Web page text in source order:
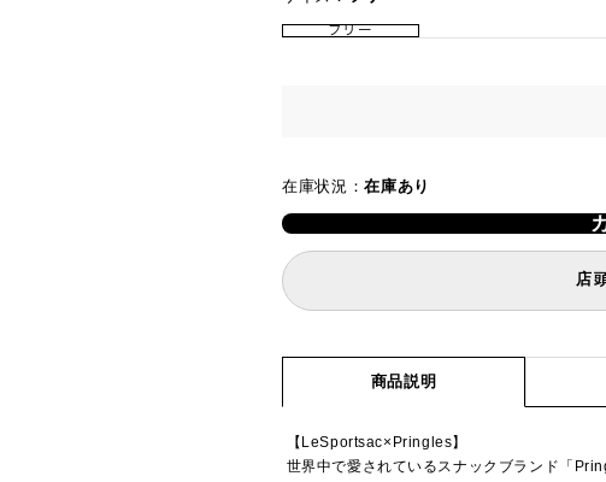
フリー
在庫状況：在庫あり
店
商品説明
【LeSportsac×Pringles】
世界中で愛されているスナックブランド「